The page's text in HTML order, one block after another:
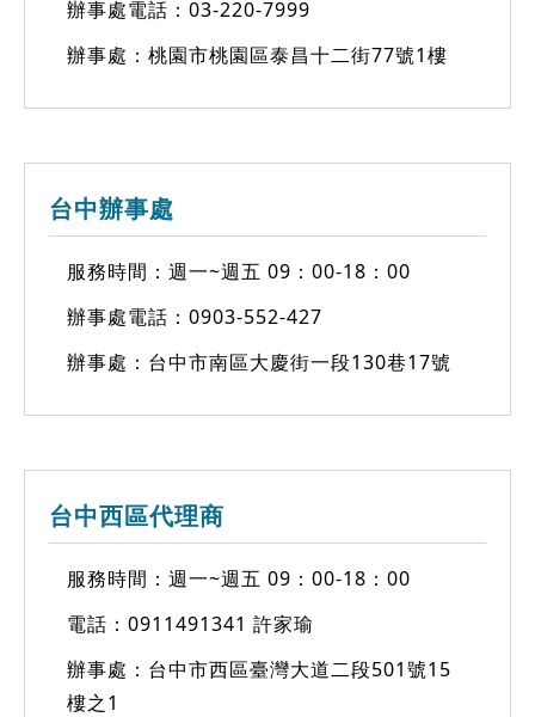
辦事處電話： 03-220-7999
辦事處：桃園市桃園區泰昌十二街77號1樓
台中辦事處
服務時間：週一~週五 09：00-18：00
辦事處電話： 0903-552-427
辦事處：台中市南區大慶街一段130巷17號
台中西區代理商
服務時間：週一~週五 09：00-18：00
電話： 0911491341 許家瑜
辦事處：台中市西區臺灣大道二段501號15
樓之1